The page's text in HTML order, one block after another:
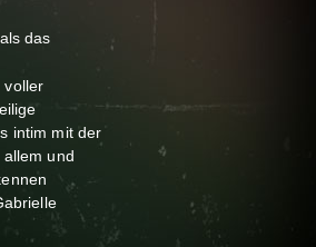
das
voller
intim mit der
und